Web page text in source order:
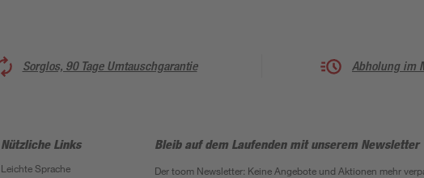
Sorglos, 90 Tage Umtauschgarantie Abholung im
Nützliche Links
Leichte Sprache
Bleib auf dem Laufenden mit unserem Newsletter
Der toom Newsletter: Keine Angebote und Aktionen mehr